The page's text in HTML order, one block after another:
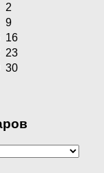
2
9
16
23
30